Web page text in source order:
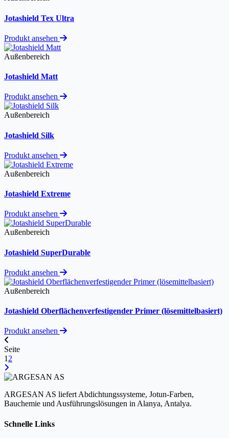
Jotashield Tex Ultra
Produkt ansehen
Außenbereich
Jotashield Matt
Produkt ansehen
Außenbereich
Jotashield Silk
Produkt ansehen
Außenbereich
Jotashield Extreme
Produkt ansehen
Außenbereich
Jotashield SuperDurable
Produkt ansehen
Außenbereich
Jotashield Oberflächenverfestigender Primer (lösemittelbasiert)
Produkt ansehen
Seite
12
ARGESAN AS liefert Abdichtungssysteme, Jotun-Farben,
Bauchemie und Ausführungslösungen in Alanya, Antalya.
Schnelle Links